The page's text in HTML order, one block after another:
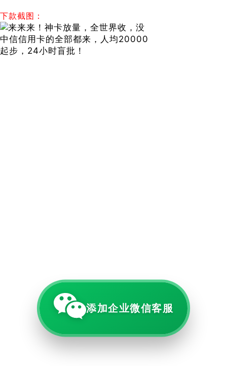
下款截图：
添加企业微信客服